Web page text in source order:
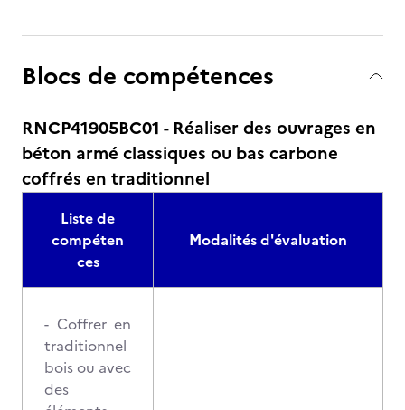
Blocs de compétences
RNCP41905BC01 - Réaliser des ouvrages en
béton armé classiques ou bas carbone
coffrés en traditionnel
Liste de
compéten
ces
Modalités d'évaluation
- Coffrer en
traditionnel
bois ou avec
des